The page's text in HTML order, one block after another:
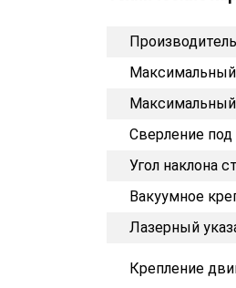
Производитель
Сверление под
Угол наклона
Вакуумное
Лазерный
Крепление